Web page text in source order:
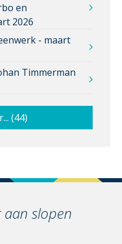
en
2026
- maart
Timmerman
(44)
slopen